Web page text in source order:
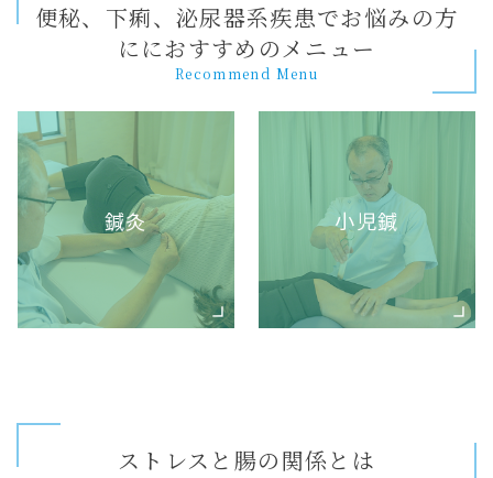
便秘、下痢、泌尿器系疾患でお悩みの方
ににおすすめのメニュー
Recommend Menu
鍼灸 小児鍼
ストレスと腸の関係とは